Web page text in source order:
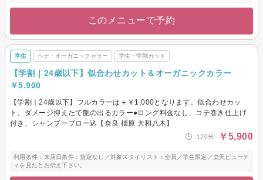
このメニューで予約
学生 ヘナ・オーガニックカラー 学生・学割カット
【学割｜24歳以下】似合わせカット＆オーガニックカラー
￥5.900
【学割｜24歳以下】フルカラーは＋￥1,000となります。似合わせカッ
ト、ダメージ抑えたで艶の出るカラー●ロング料金なし、コテ巻き仕上げ
付き、シャンプーブロー込【奈良 橿原 大和八木】
120分 ￥5,900
利用条件：来店日条件：指定なし／対象スタイリスト：全員／学生限定／楽天ビューテ
ィを見たとお伝え下さい。